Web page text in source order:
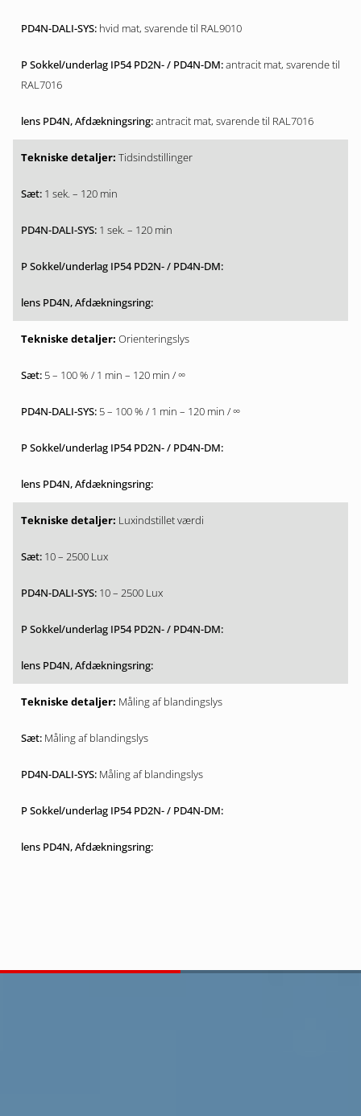
hvid mat, svarende til RAL9010
antracit mat, svarende til
RAL7016
antracit mat, svarende til RAL7016
Tidsindstillinger
1 sek. – 120 min
1 sek. – 120 min
Orienteringslys
5 – 100 % / 1 min – 120 min / ∞
5 – 100 % / 1 min – 120 min / ∞
Luxindstillet værdi
10 – 2500 Lux
10 – 2500 Lux
Måling af blandingslys
Måling af blandingslys
Måling af blandingslys